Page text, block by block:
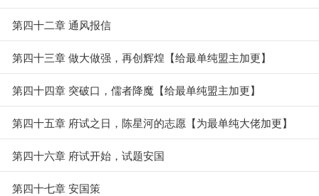
第四十二章 通风报信
第四十三章 做大做强，再创辉煌【给最单纯盟主加更】
第四十四章 突破口，儒者降魔【给最单纯盟主加更】
第四十五章 府试之日，陈星河的志愿【为最单纯大佬加更】
第四十六章 府试开始，试题安国
第四十七章 安国策